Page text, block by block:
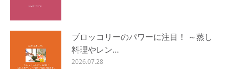
ブロッコリーのパワーに注目！ ～蒸し
料理やレン…
2026.07.28